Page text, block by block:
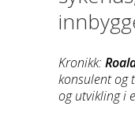
Kronikk:
konsulent og
og utvikling i